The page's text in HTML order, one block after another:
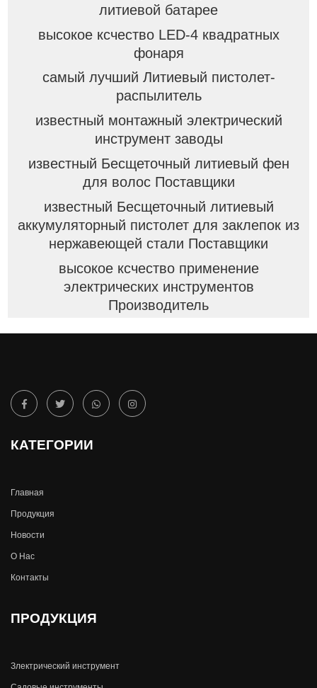
литиевой батарее
высокое ксчество LED-4 квадратных
фонаря
самый лучший Литиевый пистолет-
распылитель
известный монтажный электрический
инструмент заводы
известный Бесщеточный литиевый фен
для волос Поставщики
известный Бесщеточный литиевый
аккумуляторный пистолет для заклепок из
нержавеющей стали Поставщики
высокое ксчество применение
электрических инструментов
Производитель
КАТЕГОРИИ
Главная
Продукция
Новости
О Hас
Контакты
ПРОДУКЦИЯ
Злектрический инструмент